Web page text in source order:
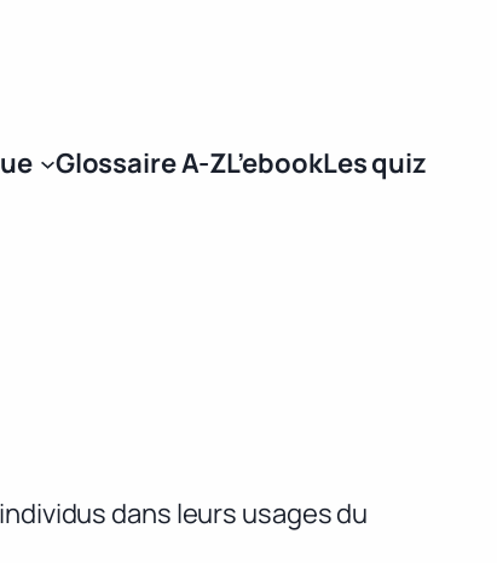
Glossaire A-ZL’ebookLes quiz
dans leurs usages du